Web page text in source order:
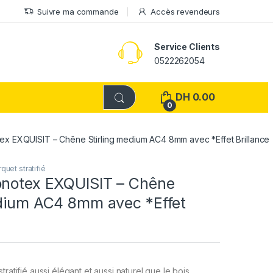
Suivre ma commande Accès revendeurs
Service Clients
0522262054
0
DH 0.00
EXQUISIT – Chêne Stirling medium AC4 8mm avec *Effet Brillance
stratifié
EXQUISIT – Chêne
AC4 8mm avec *Effet
aussi élégant et aussi naturel que le bois